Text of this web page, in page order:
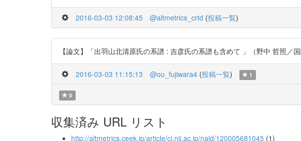
2016-03-03 12:08:45 @altmetrics_crtd (投稿一覧)
【論文】「出羽山北清原氏の系譜 : 吉彦氏の系譜も含めて 」（野中 哲照
2016-03-03 11:15:13 @ou_fujiwara4 (投稿一覧) 1
0
収集済み URL リスト
http://altmetrics.ceek.jp/article/ci.nii.ac.jp/naid/120005681045 (1)